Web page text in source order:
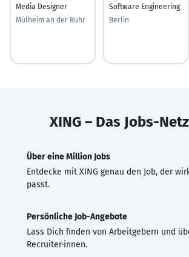
Media Designer
Mülheim an der Ruhr
Software Engineering
Berlin
XING – Das Jobs-
Über eine Million Jobs
Entdecke mit XING genau den Job, der
passt.
Persönliche Job-Angebote
Lass Dich finden von Arbeitgebern und
Recruiter·innen.